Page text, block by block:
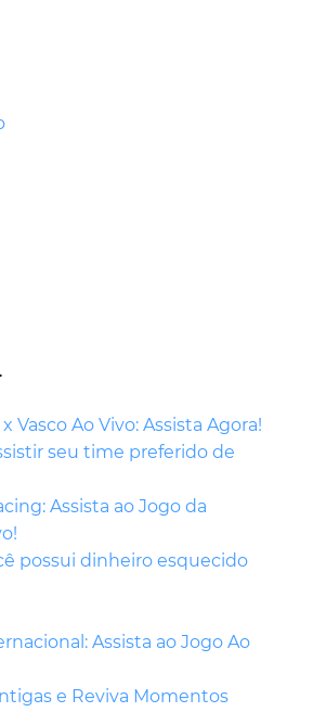
Vasco Ao Vivo: Assista Agora!
seu time preferido de
Assista ao Jogo da
possui dinheiro esquecido
Assista ao Jogo Ao
e Reviva Momentos